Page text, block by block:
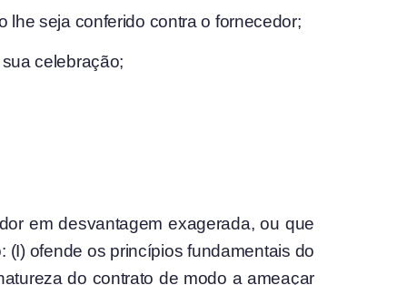
lhe seja conferido contra o fornecedor;
celebração;
em desvantagem exagerada, ou que
ofende os princípios fundamentais do
do contrato de modo a ameaçar